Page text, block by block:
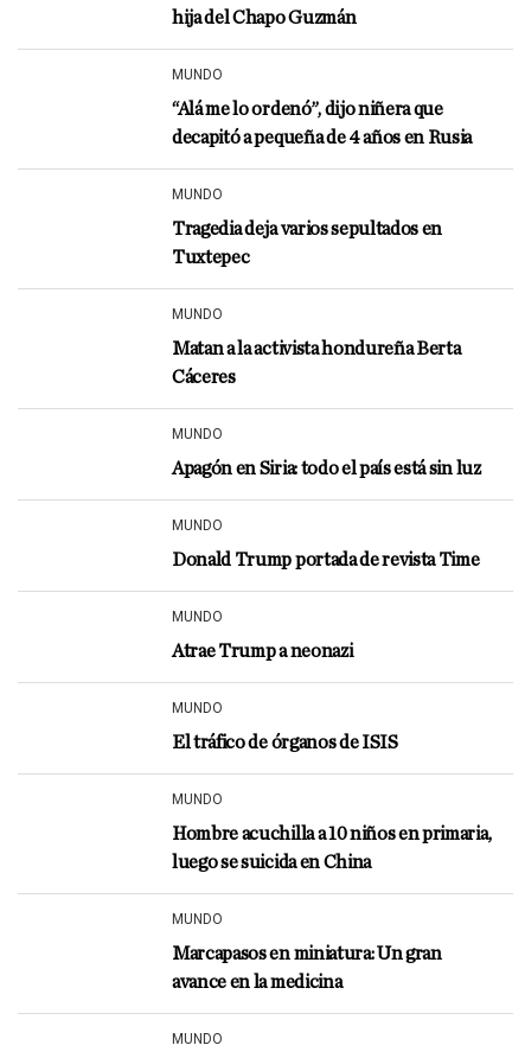
hija del Chapo Guzmán
MUNDO
“Alá me lo ordenó”, dijo niñera que
decapitó a pequeña de 4 años en Rusia
MUNDO
Tragedia deja varios sepultados en
Tuxtepec
MUNDO
Matan a la activista hondureña Berta
Cáceres
MUNDO
Apagón en Siria: todo el país está sin luz
MUNDO
Donald Trump portada de revista Time
MUNDO
Atrae Trump a neonazi
MUNDO
El tráfico de órganos de ISIS
MUNDO
Hombre acuchilla a 10 niños en primaria,
luego se suicida en China
MUNDO
Marcapasos en miniatura: Un gran
avance en la medicina
MUNDO